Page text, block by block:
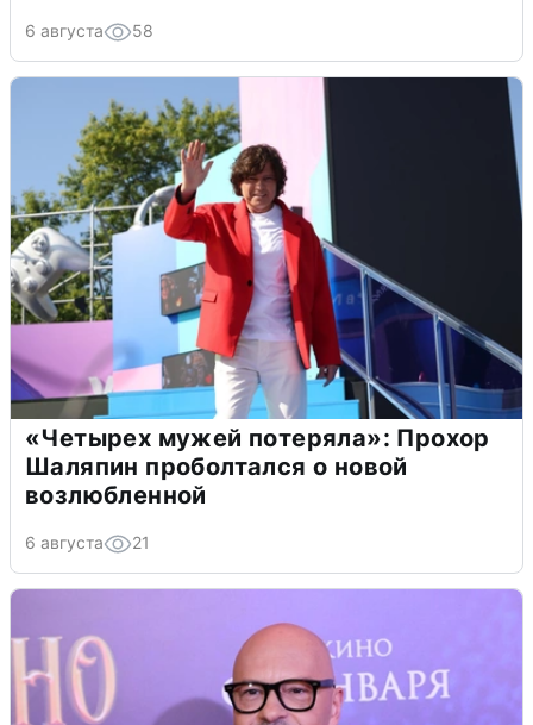
6 августа 58
«Четырех мужей потеряла»: Прохор
Шаляпин проболтался о новой
возлюбленной
6 августа 21